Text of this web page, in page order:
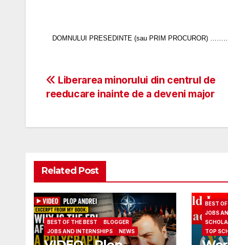
DOMNULUI PRESEDINTE (sau PRIM PROCUROR)
Post
Liberarea minorului din centrul de
reeducare inainte de a deveni major
Related Post
BEST OF THE BEST
BLOGGER
JOBS AND INTERNSHIPS
NEWS
BEST
JOBS
TOP